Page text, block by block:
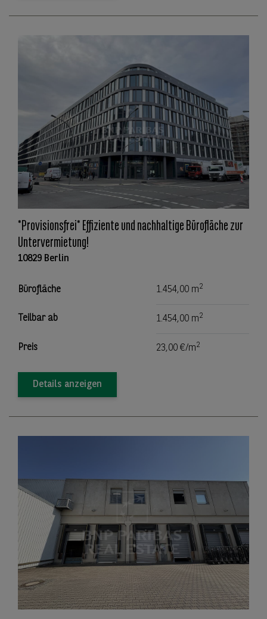
*Provisionsfrei* Effiziente und nachhaltige Bürofläche zur
Untervermietung!
10829 Berlin
Bürofläche 1.454,00 m2
Teilbar ab 1.454,00 m2
Preis 23,00 €/m2
Details anzeigen